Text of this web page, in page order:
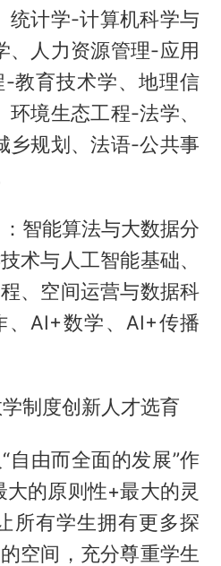
统计学-计算机科学与
、人力资源管理-应用
教育技术学、地理信
境生态工程-法学、
乡规划、法语-公共事
智能算法与大数据分
术与人工智能基础、
、空间运营与数据科
、AI+数学、AI+传播
制度创新人才选育
自由而全面的发展”作
大的原则性+最大的灵
所有学生拥有更多探
空间，充分尊重学生